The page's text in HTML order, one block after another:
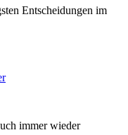
Entscheidungen im
immer wieder